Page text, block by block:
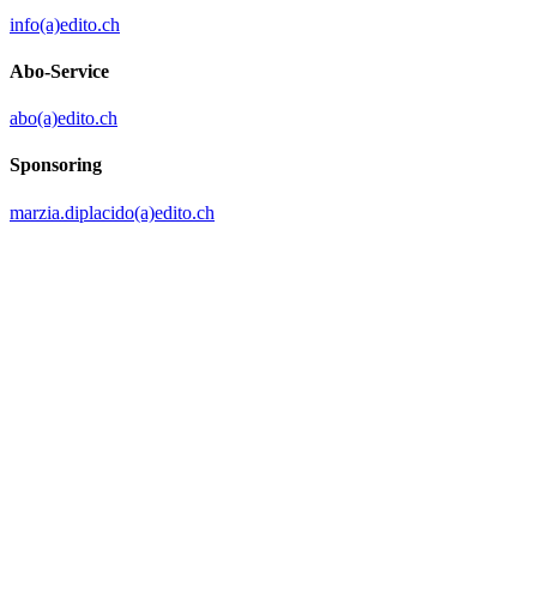
info(a)edito.ch
Abo-Service
abo(a)edito.ch
Sponsoring
marzia.diplacido(a)edito.ch